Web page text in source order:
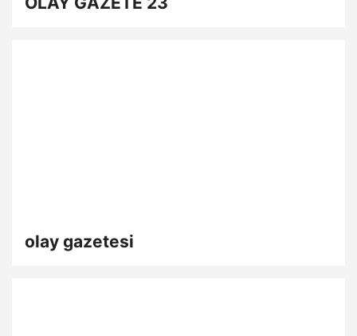
olay gazetesi